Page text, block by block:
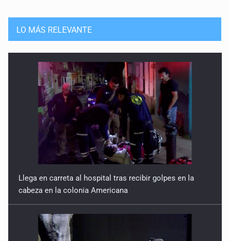
LO MÁS RELEVANTE
Llega en carreta al hospital tras recibir golpes en la
cabeza en la colonia Americana